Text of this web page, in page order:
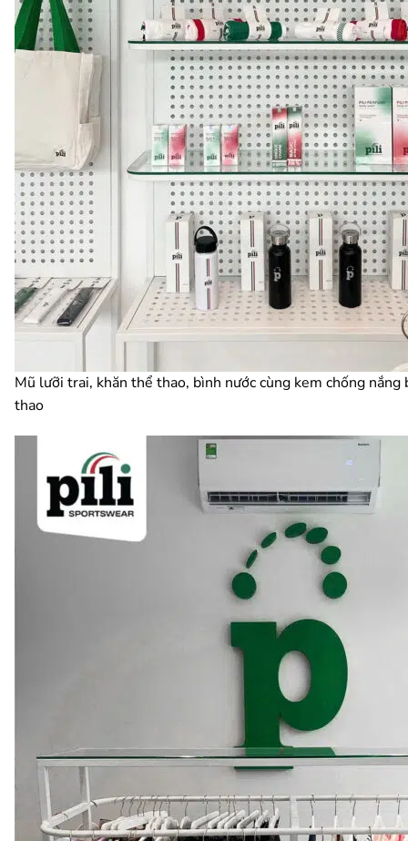
Mũ lưỡi trai, khăn thể thao, bình nước cùng kem chống nắng
thao